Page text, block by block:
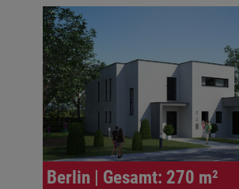
Berlin | Gesamt: 270 m²